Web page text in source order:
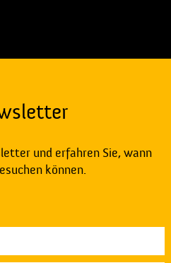
und erfahren Sie, wann
können.